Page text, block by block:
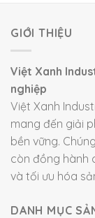
GIỚI THIỆU
Việt Xanh
nghiệp
Việt Xanh
mang đến giải
bền vững.
còn đồng hành
và tối ưu hóa
DANH MỤC